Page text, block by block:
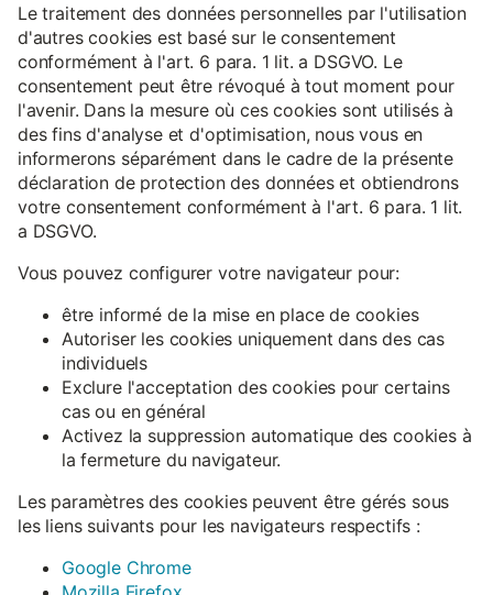
Le traitement des données personnelles par l'utilisation
d'autres cookies est basé sur le consentement
conformément à l'art. 6 para. 1 lit. a DSGVO. Le
consentement peut être révoqué à tout moment pour
l'avenir. Dans la mesure où ces cookies sont utilisés à
des fins d'analyse et d'optimisation, nous vous en
informerons séparément dans le cadre de la présente
déclaration de protection des données et obtiendrons
votre consentement conformément à l'art. 6 para. 1 lit.
a DSGVO.
Vous pouvez configurer votre navigateur pour:
être informé de la mise en place de cookies
Autoriser les cookies uniquement dans des cas
individuels
Exclure l'acceptation des cookies pour certains
cas ou en général
Activez la suppression automatique des cookies à
la fermeture du navigateur.
Les paramètres des cookies peuvent être gérés sous
les liens suivants pour les navigateurs respectifs :
Google Chrome